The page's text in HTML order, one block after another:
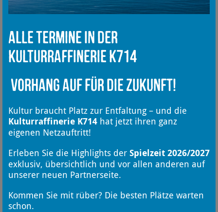
Alle Termine in der
Kulturraffinerie K714
Vorhang auf für die Zukunft!
Kultur braucht Platz zur Entfaltung – und die
Kulturraffinerie K714 hat jetzt ihren ganz
eigenen Netzauftritt!
Erleben Sie die Highlights der Spielzeit 2026/2027
exklusiv, übersichtlich und vor allen anderen auf
unserer neuen Partnerseite.
Kommen Sie mit rüber? Die besten Plätze warten
schon.